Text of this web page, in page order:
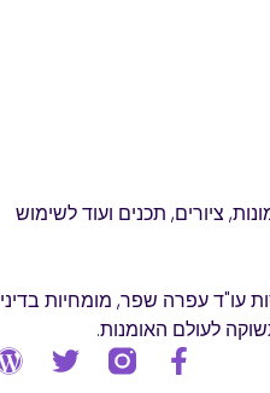
ציורים, תכנים ועוד לשימוש
עו"ד עפרה שפר, מומחיות בדיני
לעולם האומנות.